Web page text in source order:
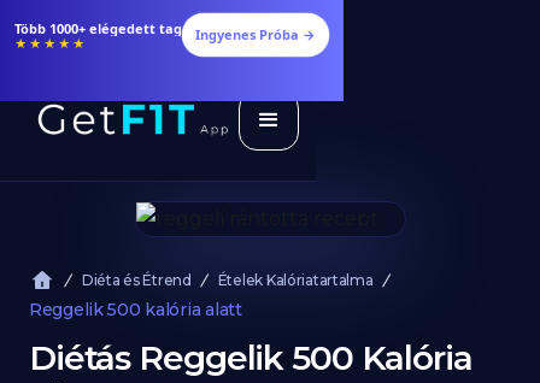
Több 1000+ elégedett tag
★★★★★ Ingyenes Próba →
Diéta és Étrend Ételek Kalóriatartalma
Reggelik 500 kalória alatt
Diétás Reggelik 500 Kalória